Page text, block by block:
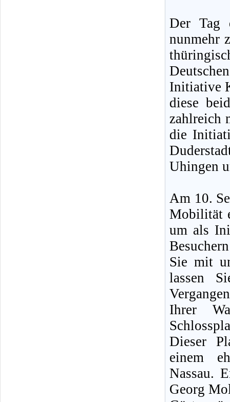
Der Tag
nunmehr
Initiative
diese
zahlreich
die
Uhingen
Am 10.
Mobilität
um als
Sie mit
lassen
Ihrer
Dieser
einem
Nassau.
Georg